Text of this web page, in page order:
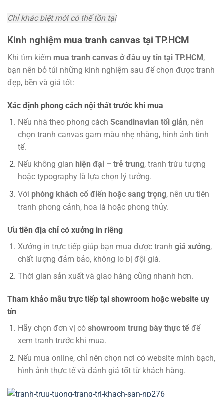
Chỉ khác biệt mới có thể tồn tại
Kinh nghiệm mua tranh canvas tại TP.HCM
Khi tìm kiếm mua tranh canvas ở đâu uy tín tại TP.HCM,
bạn nên bỏ túi những kinh nghiệm sau để chọn được tranh
đẹp, bền và giá tốt:
Xác định phong cách nội thất trước khi mua
Nếu nhà theo phong cách Scandinavian tối giản, nên
chọn tranh canvas gam màu nhẹ nhàng, hình ảnh tinh
tế.
Nếu không gian hiện đại – trẻ trung, tranh trừu tượng
hoặc typography là lựa chọn lý tưởng.
Với phòng khách cổ điển hoặc sang trọng, nên ưu tiên
tranh phong cảnh, hoa lá hoặc phong thủy.
Ưu tiên địa chỉ có xưởng in riêng
Xưởng in trực tiếp giúp bạn mua được tranh giá xưởng,
chất lượng đảm bảo, không lo bị đội giá.
Thời gian sản xuất và giao hàng cũng nhanh hơn.
Tham khảo mẫu trực tiếp tại showroom hoặc website uy
tín
Hãy chọn đơn vị có showroom trưng bày thực tếđể
xem tranh trước khi mua.
Nếu mua online, chỉ nên chọn nơi có website minh bạch,
hình ảnh thực tế và đánh giá tốt từ khách hàng.